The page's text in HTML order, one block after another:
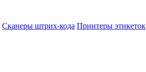
Сканеры штрих-кода Принтеры этикеток